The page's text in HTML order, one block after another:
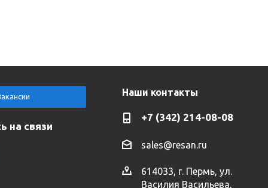
на связи
Наши контакты
+7 (342) 214-08-08
sales@resan.ru
614033, г. Пермь, ул.
Василия Васильева,